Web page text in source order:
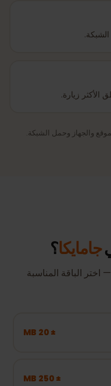
زيارة.
والجهاز وحمل الشبكة.
جامايكا؟
الباقة المناسبة
± 20 MB
± 250 MB